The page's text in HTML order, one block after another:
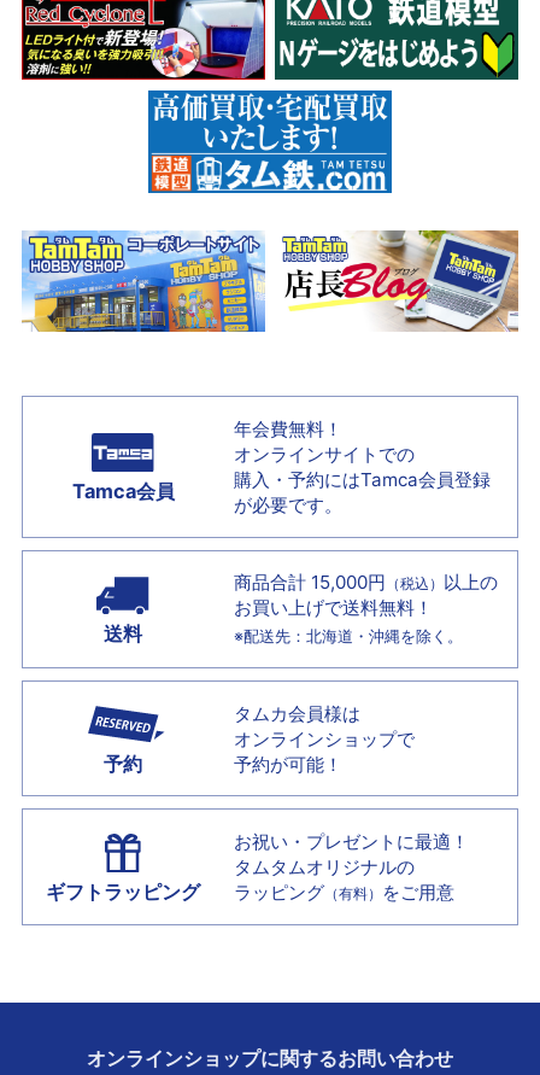
Tamca会員
年会費無料！
オンラインサイトでの
購入・予約にはTamca会員登録
が必要です。
送料
商品合計 15,000円 （税込） 以上の
お買い上げで送料無料！
※配送先：北海道・沖縄を除く。
予約
タムカ会員様は
オンラインショップで
予約が可能！
ギフトラッピング
お祝い・プレゼントに最適！
タムタムオリジナルの
ラッピング （有料） をご用意
オンラインショップに関するお問い合わせ